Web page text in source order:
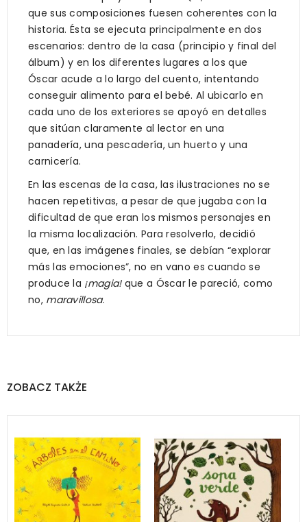
que sus composiciones fuesen coherentes con la
historia. Ésta se ejecuta principalmente en dos
escenarios: dentro de la casa (principio y final del
álbum) y en los diferentes lugares a los que
Óscar acude a lo largo del cuento, intentando
conseguir alimento para el bebé. Al ubicarlo en
cada uno de los exteriores se apoyó en detalles
que sitúan claramente al lector en una
panadería, una pescadería, un huerto y una
carnicería.
En las escenas de la casa, las ilustraciones no se
hacen repetitivas, a pesar de que jugaba con la
dificultad de que eran los mismos personajes en
la misma localización. Para resolverlo, decidió
que, en las imágenes finales, se debían “explorar
más las emociones”, no en vano es cuando se
produce la ¡magia!que a Óscar le pareció, como
no, maravillosa.
ZOBACZ TAKŻE